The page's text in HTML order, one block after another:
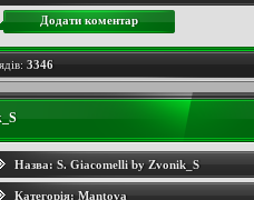
Додати коментар
3346
Назва: S. Giacomelli by Zvonik_S
Категорія: Mantova